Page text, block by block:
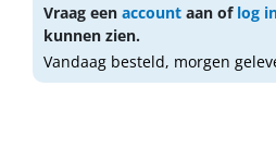
Vraag een account aan of log
kunnen zien.
Vandaag besteld, morgen